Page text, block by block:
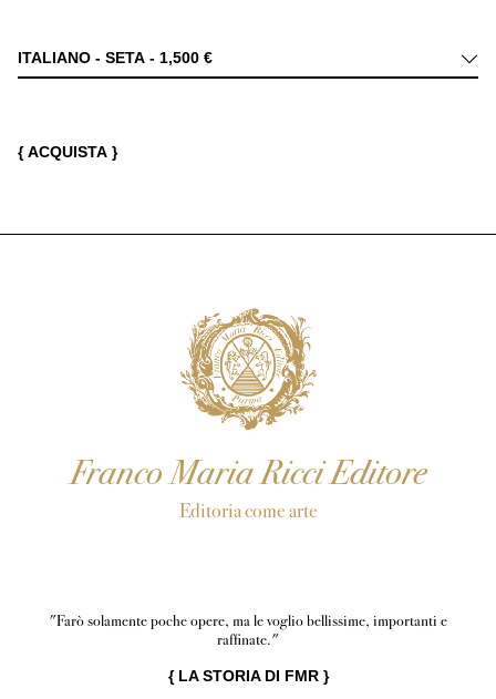
L’abilità e l’ironia di Guido Crepax, maestro ormai riconosciuto del
ITALIANO - SETA - 1,500 €
{ ACQUISTA }
Franco Maria Ricci Editore
Editoria come arte
"Farò solamente poche opere, ma le voglio bellissime, importanti e
raffinate."
{ LA STORIA DI FMR}